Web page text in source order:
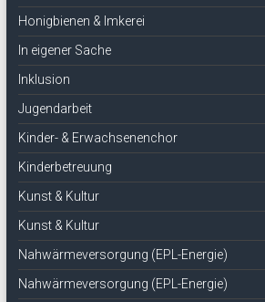
Honigbienen & Imkerei
In eigener Sache
Inklusion
Jugendarbeit
Kinder- & Erwachsenenchor
Kinderbetreuung
Kunst & Kultur
Kunst & Kultur
Nahwärmeversorgung (EPL-Energie)
Nahwärmeversorgung (EPL-Energie)